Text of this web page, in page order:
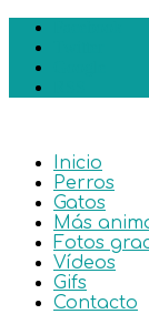
Inicio
Perros
Gatos
Más
Fotos
Vídeos
Gifs
Contacto